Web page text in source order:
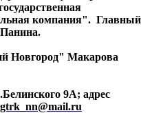
компания". Главный
Новгород" Макарова
9А; адрес
gtrk_nn@mail.ru